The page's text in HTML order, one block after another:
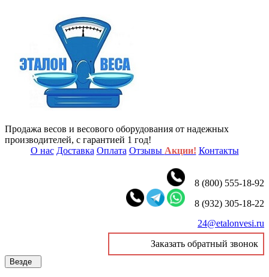
Продажа весов и весового оборудования от надежных
производителей, с гарантией 1 год!
О нас Доставка Оплата Отзывы Акции! Контакты
8 (800) 555-18-92
8 (932) 305-18-22
24@etalonvesi.ru
Заказать обратный звонок
Везде